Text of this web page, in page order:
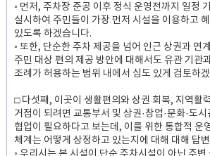
◦ 먼저, 주차장 준공 이후 정식 운영전까지 일정
실시하여 주민들이 가장 먼저 시설을 이용하고
있도록 하겠습니다.
◦ 또한, 단순한 주차 제공을 넘어 인근 상권과 연
주민 대상 편의 제공 방안에 대해서도 유관 기관
조례가 허용하는 범위 내에서 심도 있게 검토하
□ 다섯째, 이곳이 생활편의와 상권 회복, 지역활
거점이 되려면 교통부서 및 상권·창업·문화·도
협업이 필요하다고 보는데, 이를 위한 통합적 운
체계는 어떻게 상정하고 있는지에 대해 대해 답